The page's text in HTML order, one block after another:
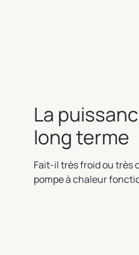
La
long terme
Fait-il très froid ou très
pompe à chaleur